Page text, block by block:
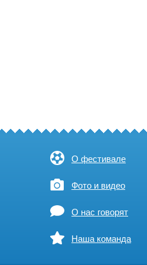
О фестивале
Фото и видео
О нас говорят
Наша команда